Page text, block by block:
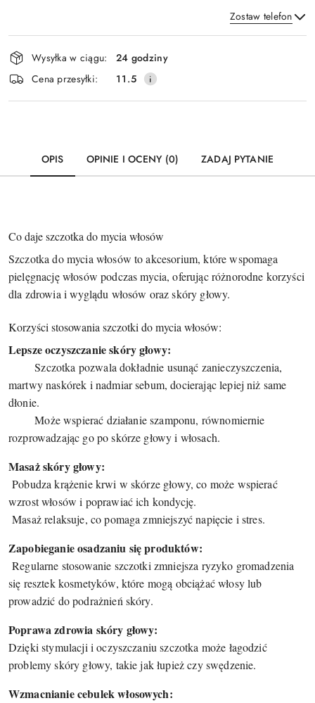
Zostaw telefon
Wyślij
Dostępność
i
dostawa
Wysyłka w ciągu:
24 godziny
Cena przesyłki:
11.5
OPIS OPINIE I OCENY (0) ZADAJ PYTANIE
Co daje szczotka do mycia włosów
Szczotka do mycia włosów to akcesorium, które wspomaga
pielęgnację włosów podczas mycia, oferując różnorodne korzyści
dla zdrowia i wyglądu włosów oraz skóry głowy.
Korzyści stosowania szczotki do mycia włosów:
Lepsze oczyszczanie skóry głowy:
Szczotka pozwala dokładnie usunąć zanieczyszczenia,
martwy naskórek i nadmiar sebum, docierając lepiej niż same
dłonie.
Może wspierać działanie szamponu, równomiernie
rozprowadzając go po skórze głowy i włosach.
Masaż skóry głowy:
Pobudza krążenie krwi w skórze głowy, co może wspierać
wzrost włosów i poprawiać ich kondycję.
Masaż relaksuje, co pomaga zmniejszyć napięcie i stres.
Zapobieganie osadzaniu się produktów:
Regularne stosowanie szczotki zmniejsza ryzyko gromadzenia
się resztek kosmetyków, które mogą obciążać włosy lub
prowadzić do podrażnień skóry.
Poprawa zdrowia skóry głowy:
Dzięki stymulacji i oczyszczaniu szczotka może łagodzić
problemy skóry głowy, takie jak łupież czy swędzenie.
Wzmacnianie cebulek włosowych: